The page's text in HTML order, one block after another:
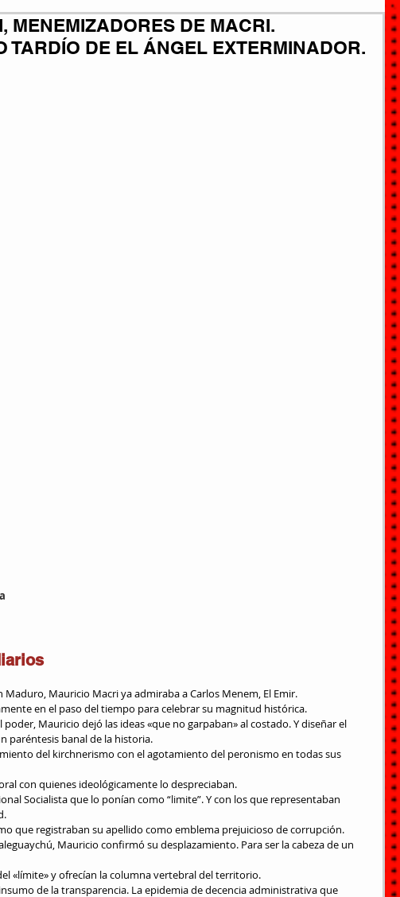
MENEMIZADORES DE MACRI.
TARDÍO DE EL ÁNGEL EXTERMINADOR.
Maduro, Mauricio Macri ya admiraba a Carlos Menem, El Emir.
en el paso del tiempo para celebrar su magnitud histórica.
paréntesis banal de la historia.
con quienes ideológicamente lo despreciaban.
que registraban su apellido como emblema prejuicioso de corrupción.
Mauricio confirmó su desplazamiento. Para ser la cabeza de un
«límite» y ofrecían la columna vertebral del territorio.